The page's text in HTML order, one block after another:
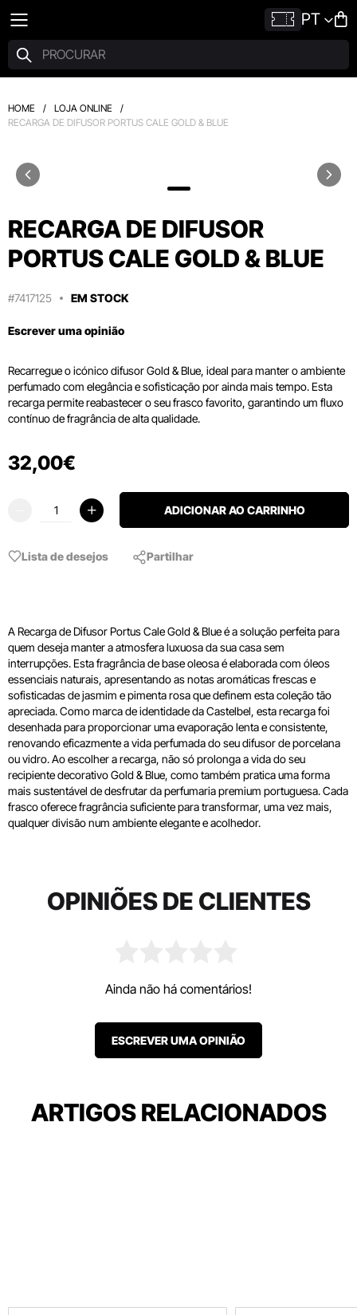
PT
HOME / LOJA ONLINE
/
RECARGA DE DIFUSOR PORTUS CALE GOLD & BLUE
RECARGA DE DIFUSOR
PORTUS CALE GOLD & BLUE
#7417125 EM STOCK
Escrever uma opinião
Recarregue o icónico difusor Gold & Blue, ideal para manter o ambiente
perfumado com elegância e sofisticação por ainda mais tempo. Esta
recarga permite reabastecer o seu frasco favorito, garantindo um fluxo
contínuo de fragrância de alta qualidade.
32,00€
ADICIONAR AO CARRINHO
Lista de desejos Partilhar
A Recarga de Difusor Portus Cale Gold & Blue é a solução perfeita para
quem deseja manter a atmosfera luxuosa da sua casa sem
interrupções. Esta fragrância de base oleosa é elaborada com óleos
essenciais naturais, apresentando as notas aromáticas frescas e
sofisticadas de jasmim e pimenta rosa que definem esta coleção tão
apreciada. Como marca de identidade da Castelbel, esta recarga foi
desenhada para proporcionar uma evaporação lenta e consistente,
renovando eficazmente a vida perfumada do seu difusor de porcelana
ou vidro. Ao escolher a recarga, não só prolonga a vida do seu
recipiente decorativo Gold & Blue, como também pratica uma forma
mais sustentável de desfrutar da perfumaria premium portuguesa. Cada
frasco oferece fragrância suficiente para transformar, uma vez mais,
qualquer divisão num ambiente elegante e acolhedor.
OPINIÕES DE CLIENTES
Ainda não há comentários!
ESCREVER UMA OPINIÃO
ARTIGOS RELACIONADOS